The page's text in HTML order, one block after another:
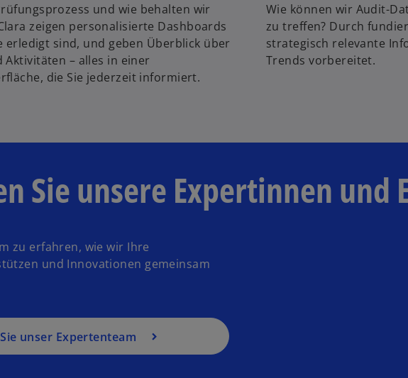
und wie behalten wir
zeigen personalisierte Dashboards
erledigt sind, und geben Überblick über
– alles in einer
die Sie jederzeit informiert.
Wie können wir Audit-
zu treffen? Durch
strategisch relevante
Trends vorbereitet.
Sie unsere Expertinnen und
zu erfahren, wie wir Ihre
und Innovationen gemeinsam
unser Expertenteam